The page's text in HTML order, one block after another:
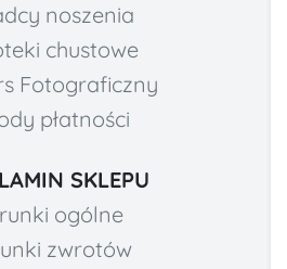
noszenia
chustowe
Fotograficzny
płatności
SKLEPU
ogólne
zwrotów